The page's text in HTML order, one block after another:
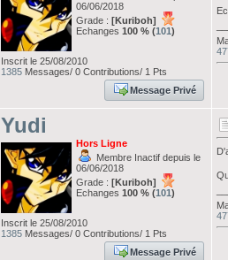
06/06/2018
Grade : [Kuriboh]
Echanges 100 % (101)
Inscrit le 25/08/2010
1385 Messages/ 0 Contributions/ 1 Pts
Message Privé
Yudi
Hors Ligne
Membre Inactif depuis le
06/06/2018
Grade : [Kuriboh]
Echanges 100 % (101)
Inscrit le 25/08/2010
1385 Messages/ 0 Contributions/ 1 Pts
Message Privé